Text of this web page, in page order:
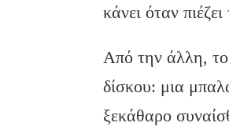
κάνει όταν
Από την άλλη, το
δίσκου: μια
ξεκάθαρο